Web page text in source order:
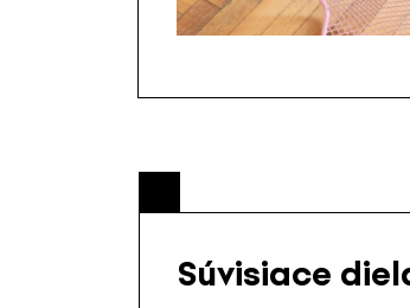
Súvisiace